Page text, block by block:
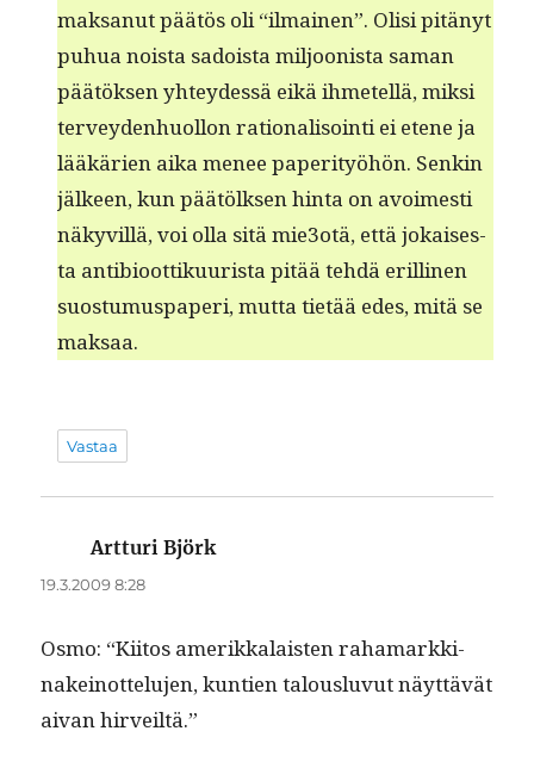
mak­sanut päätös oli “ilmainen”. Olisi pitänyt
puhua noista sadoista miljoon­ista saman
päätök­sen yhtey­dessä eikä ihme­tel­lä, mik­si
ter­vey­den­huol­lon ratio­nal­isoin­ti ei etene ja
lääkärien aika menee paper­i­työhön. Senkin
jäl­keen, kun päätölk­sen hin­ta on avoimesti
näkyvil­lä, voi olla sitä mie3otä, että jokaises­
ta antibioot­tiku­urista pitää tehdä erilli­nen
suos­tu­mus­pa­peri, mut­ta tietää edes, mitä se
maksaa.
Vastaa
Artturi Björksanoo:
19.3.2009 8:28
Osmo: “Kiitos amerikkalais­ten rahamarkki­
nakeinot­telu­jen, kun­tien talous­lu­vut näyt­tävät
aivan hirveiltä.”